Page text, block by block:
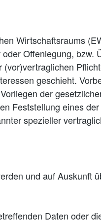
Wirtschaftsraums
Offenlegung, bzw.
geschieht.
der
Feststellung eines
spezieller
und auf Auskunft
Daten oder